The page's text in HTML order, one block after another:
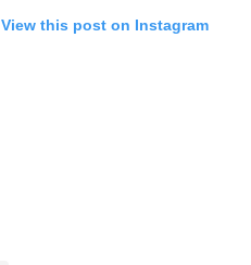
View this post on Instagram